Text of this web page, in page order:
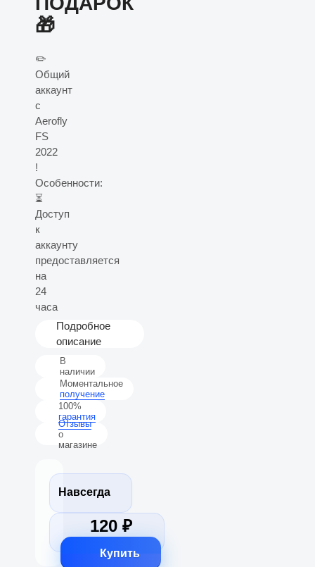
🎁
✏️
Общий
аккаунт
с
Aerofly
FS
2022
!
Особенности:
⏳
Доступ
к
аккаунту
предоставляется
на
24
часа
Подробное
описание
В
наличии
Моментальное
получение
100%
гарантия
Отзывы
о
магазине
Навсегда
120 ₽
Купить